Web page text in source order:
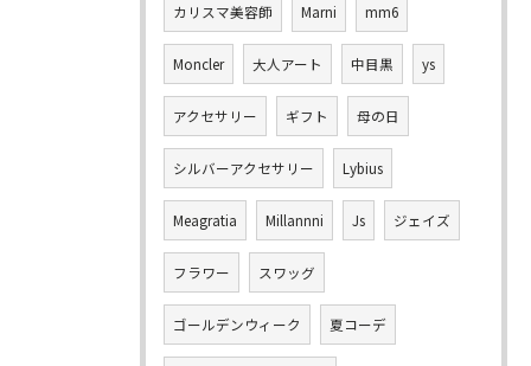
カリスマ美容師 Marni mm6
Moncler 大人アート 中目黒 ys
アクセサリー ギフト 母の日
シルバーアクセサリー Lybius
Meagratia Millannni Js ジェイズ
フラワー スワッグ
ゴールデンウィーク 夏コーデ